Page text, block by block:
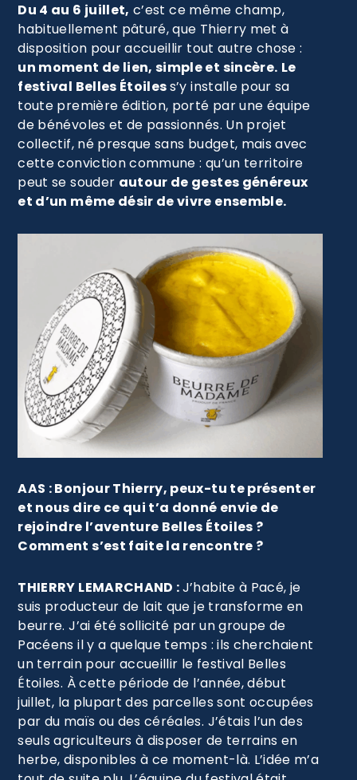
Du 4 au 6 juillet, c’est ce même champ,
habituellement pâturé, que Thierry met à
disposition pour accueillir tout autre chose :
un moment de lien, simple et sincère. Le
festival Belles Étoiless’y installe pour sa
toute première édition, porté par une équipe
de bénévoles et de passionnés. Un projet
collectif, né presque sans budget, mais avec
cette conviction commune : qu’un territoire
peut se souder autour de gestes généreux
et d’un même désir de vivre ensemble.
AAS : Bonjour Thierry, peux-tu te présenter
et nous dire ce qui t’a donné envie de
rejoindre l’aventure Belles Étoiles ?
Comment s’est faite la rencontre ?
THIERRY LEMARCHAND :J’habite à Pacé, je
suis producteur de lait que je transforme en
beurre. J’ai été sollicité par un groupe de
Pacéens il y a quelque temps : ils cherchaient
un terrain pour accueillir le festival Belles
Étoiles. À cette période de l’année, début
juillet, la plupart des parcelles sont occupées
par du maïs ou des céréales. J’étais l’un des
seuls agriculteurs à disposer de terrains en
herbe, disponibles à ce moment-là. L’idée m’a